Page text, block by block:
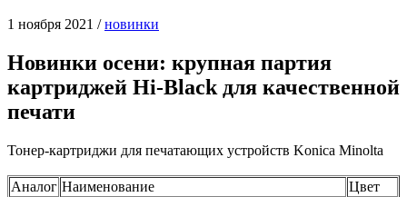
1 ноября 2021 /новинки
Новинки осени: крупная партия
картриджей Hi-Black для качественной
печати
Тонер-картриджи для печатающих устройств Konica Minolta
Аналог Наименование
Цвет